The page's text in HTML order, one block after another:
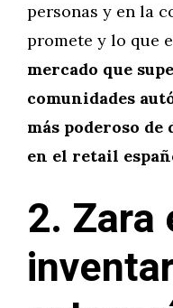
personas y en la
promete y lo que
mercado que
comunidades
más poderoso
en el retail
2. Zara